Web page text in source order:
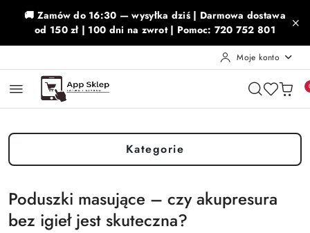
Przejdź do treści głównej
Przejdź do wyszukiwarki
Przejdź do moje konto
Przejdź do menu głównego
Przejdź do stopki
🚚 Zamów do 16:30 — wysyłka dziś | Darmowa dostawa
od 150 zł | 100 dni na zwrot | Pomoc: 720 752 801
Moje konto
Kategorie
Poduszki masujące – czy akupresura
bez igieł jest skuteczna?